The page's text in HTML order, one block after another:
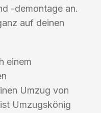
-demontage an.
auf deinen
einem
Umzug von
Umzugskönig